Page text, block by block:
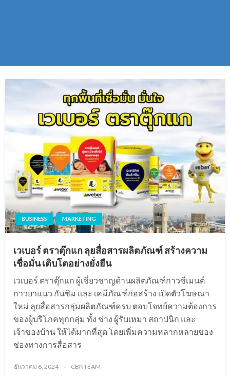
BUSINESS MARKETING
เวเบอร์ ตราตุ๊กแก ลุยสื่อสารผลิตภัณฑ์ สร้างความ
เชื่อมั่น เติบโตอย่างยั่งยืน
เวเบอร์ ตราตุ๊กแก ผู้เชี่ยวชาญด้านผลิตภัณฑ์กาวซีเมนต์
กาวยาแนว กันซึม และ เคมีภัณฑ์ก่อสร้าง เปิดตัวโฆษณา
ใหม่ ลุยสื่อสารกลุ่มผลิตภัณฑ์ครบ ตอบโจทย์ความต้องการ
ของผู้บริโภคทุกกลุ่ม ทั้ง ช่าง ผู้รับเหมา สถาปนิก และ
เจ้าของบ้าน ให้ได้มากที่สุด โดยเพิ่มความหลากหลายของ
ช่องทางการสื่อสาร
Posted
ธันวาคม 6, 2024 CBNTEAM